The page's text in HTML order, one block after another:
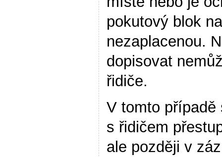
pokutový blok
nezaplacenou.
dopisovat
řidiče.
V tomto případě
s řidičem
ale později v